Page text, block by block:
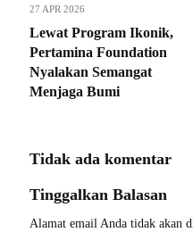
27 APR 2026
Lewat Program Ikonik,
Pertamina Foundation
Nyalakan Semangat
Menjaga Bumi
Tidak ada komentar
Tinggalkan Balasan
Alamat email Anda tidak akan